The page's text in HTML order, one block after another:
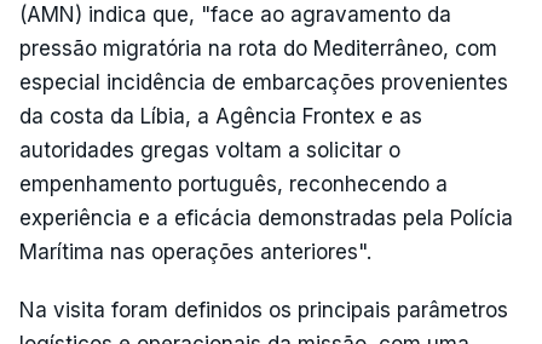
(AMN) indica que, "face ao agravamento da
pressão migratória na rota do Mediterrâneo, com
especial incidência de embarcações provenientes
da costa da Líbia, a Agência Frontex e as
autoridades gregas voltam a solicitar o
empenhamento português, reconhecendo a
experiência e a eficácia demonstradas pela Polícia
Marítima nas operações anteriores".
Na visita foram definidos os principais parâmetros